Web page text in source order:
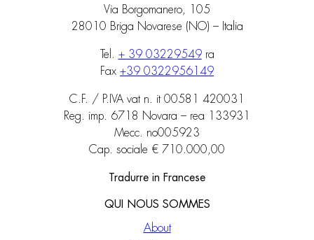
Via Borgomanero, 105
28010 Briga Novarese (NO) – Italia
Tel. + 39 03229549ra
Fax +39 0322956149
C.F. / P.IVA vat n. it 00581 420031
Reg. imp. 6718 Novara – rea 133931
Mecc. no005923
Cap. sociale € 710.000,00
Tradurre in Francese
QUI NOUS SOMMES
About